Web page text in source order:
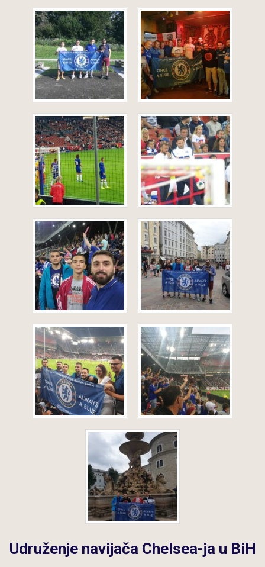
Udruženje navijača Chelsea-ja u BiH